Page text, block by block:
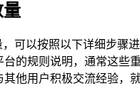
量
可以按照以下详细步
的规则说明，通常这
他用户积极交流经验，